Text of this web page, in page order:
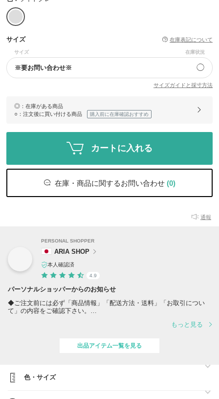
サイズ 在庫表記について
サイズ 在庫状況
※要お問い合わせ※ ◯
サイズガイドと採寸方法
◎ ：在庫がある商品
○ ：注文後に買い付ける商品 購入前に在庫確認おすすめ
カートに入れる
在庫・商品に関するお問い合わせ (0)
通報
PERSONAL SHOPPER
ARIA SHOP
本人確認済
4.9
パーソナルショッパーからのお知らせ
◆ご注文前には必ず「商品情報」「配送方法・送料」「お取引につい
て」の内容をご確認下さい。
◆ ARIA SHOPより出品しております全商品は、直営店・正規品取扱店
ービスも無料でご利用いただけます。
もっと見る
出品アイテム一覧を見る
色・サイズ